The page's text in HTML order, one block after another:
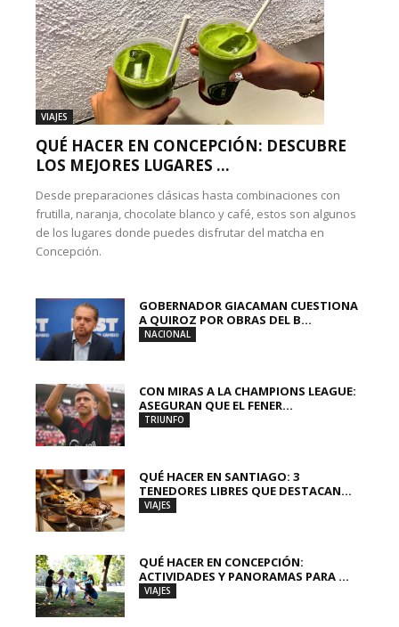
VIAJES
QUÉ HACER EN CONCEPCIÓN: DESCUBRE
LOS MEJORES LUGARES ...
Desde preparaciones clásicas hasta combinaciones con
frutilla, naranja, chocolate blanco y café, estos son algunos
de los lugares donde puedes disfrutar del matcha en
Concepción.
GOBERNADOR GIACAMAN CUESTIONA
A QUIROZ POR OBRAS DEL B...
NACIONAL
CON MIRAS A LA CHAMPIONS LEAGUE:
ASEGURAN QUE EL FENER...
TRIUNFO
QUÉ HACER EN SANTIAGO: 3
TENEDORES LIBRES QUE DESTACAN...
VIAJES
QUÉ HACER EN CONCEPCIÓN:
ACTIVIDADES Y PANORAMAS PARA ...
VIAJES